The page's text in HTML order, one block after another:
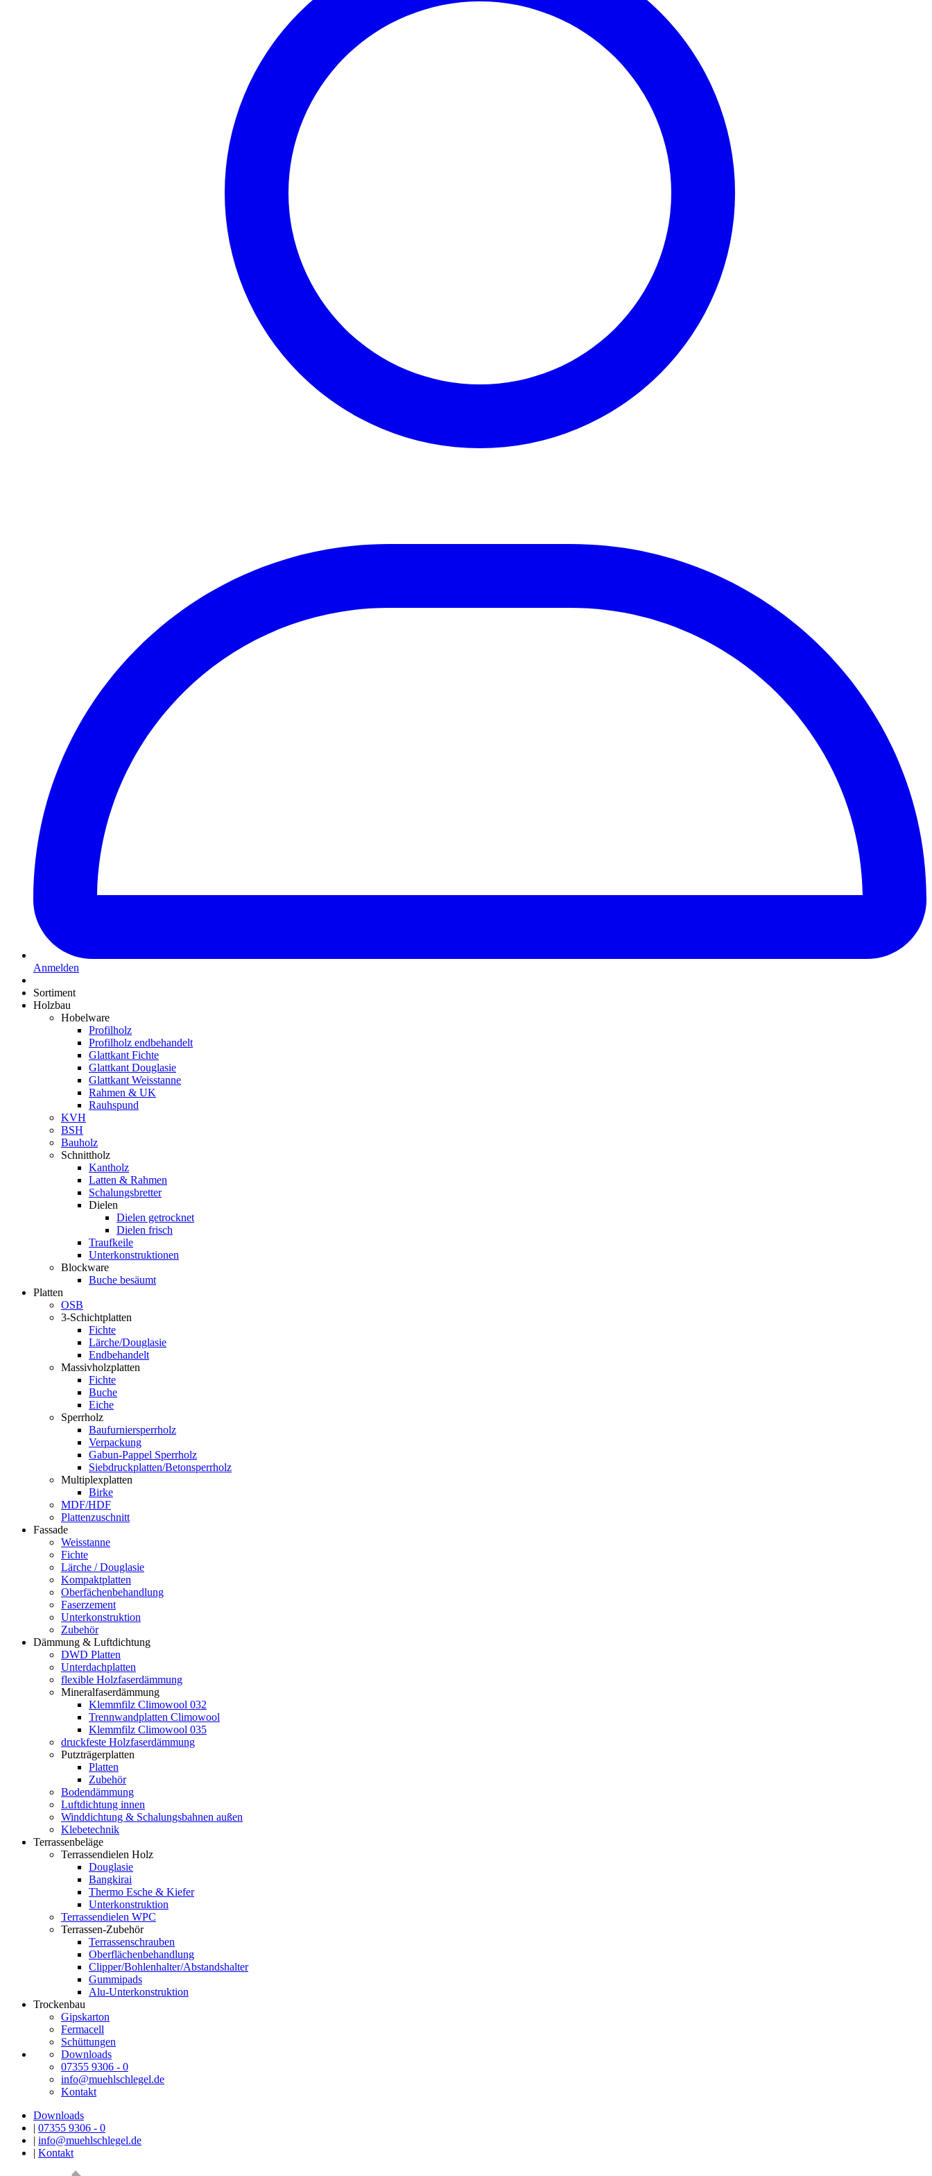
Anmelden
Sortiment
Holzbau
Hobelware
Profilholz
Profilholz endbehandelt
Glattkant Fichte
Glattkant Douglasie
Glattkant Weisstanne
Rahmen & UK
Rauhspund
KVH
BSH
Bauholz
Schnittholz
Kantholz
Latten & Rahmen
Schalungsbretter
Dielen
Dielen getrocknet
Dielen frisch
Traufkeile
Unterkonstruktionen
Blockware
Buche besäumt
Platten
OSB
3-Schichtplatten
Fichte
Lärche/Douglasie
Endbehandelt
Massivholzplatten
Fichte
Buche
Eiche
Sperrholz
Baufurniersperrholz
Verpackung
Gabun-Pappel Sperrholz
Siebdruckplatten/Betonsperrholz
Multiplexplatten
Birke
MDF/HDF
Plattenzuschnitt
Fassade
Weisstanne
Fichte
Lärche / Douglasie
Kompaktplatten
Oberfächenbehandlung
Faserzement
Unterkonstruktion
Zubehör
Dämmung & Luftdichtung
DWD Platten
Unterdachplatten
flexible Holzfaserdämmung
Mineralfaserdämmung
Klemmfilz Climowool 032
Trennwandplatten Climowool
Klemmfilz Climowool 035
druckfeste Holzfaserdämmung
Putzträgerplatten
Platten
Zubehör
Bodendämmung
Luftdichtung innen
Winddichtung & Schalungsbahnen außen
Klebetechnik
Terrassenbeläge
Terrassendielen Holz
Douglasie
Bangkirai
Thermo Esche & Kiefer
Unterkonstruktion
Terrassendielen WPC
Terrassen-Zubehör
Terrassenschrauben
Oberflächenbehandlung
Clipper/Bohlenhalter/Abstandshalter
Gummipads
Alu-Unterkonstruktion
Trockenbau
Gipskarton
Fermacell
Schüttungen
Downloads
07355 9306 - 0
info@muehlschlegel.de
Kontakt
Downloads
| 07355 9306 - 0
| info@muehlschlegel.de
| Kontakt